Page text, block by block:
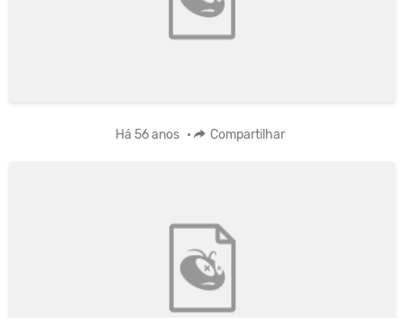
Há 56 anos • Compartilhar